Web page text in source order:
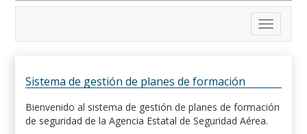
Sistema de gestión de planes de formación
Bienvenido al sistema de gestión de planes de formación
de seguridad de la Agencia Estatal de Seguridad Aérea.